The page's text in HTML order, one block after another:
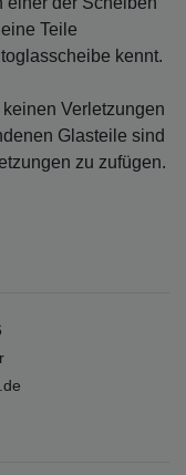
Teile
kennt.
Verletzungen
Glasteile sind
zu zufügen.